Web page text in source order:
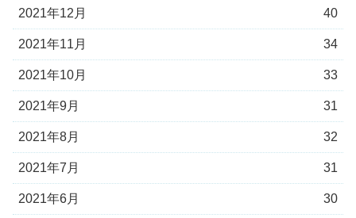
2021年12月 40
2021年11月 34
2021年10月 33
2021年9月 31
2021年8月 32
2021年7月 31
2021年6月 30